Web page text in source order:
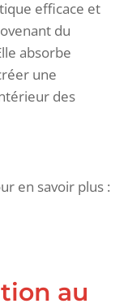
efficace et
du
absorbe
une
des
en savoir plus :
au